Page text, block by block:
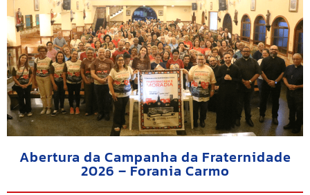
Abertura da Campanha da Fraternidade
2026 – Forania Carmo